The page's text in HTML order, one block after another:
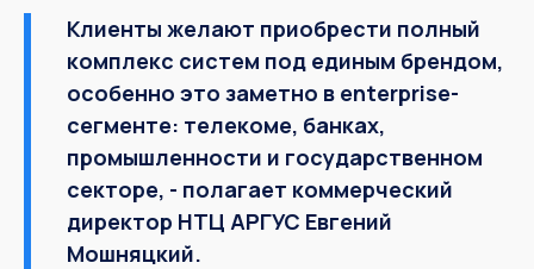
Клиенты желают приобрести полный
комплекс систем под единым брендом,
особенно это заметно в enterprise-
сегменте: телекоме, банках,
промышленности и государственном
секторе, - полагает коммерческий
директор НТЦ АРГУС Евгений
Мошняцкий.